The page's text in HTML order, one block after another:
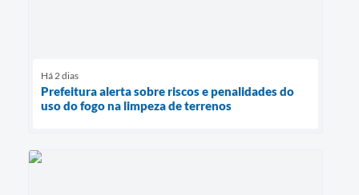
Há 2 dias
Prefeitura alerta sobre riscos e penalidades do
uso do fogo na limpeza de terrenos